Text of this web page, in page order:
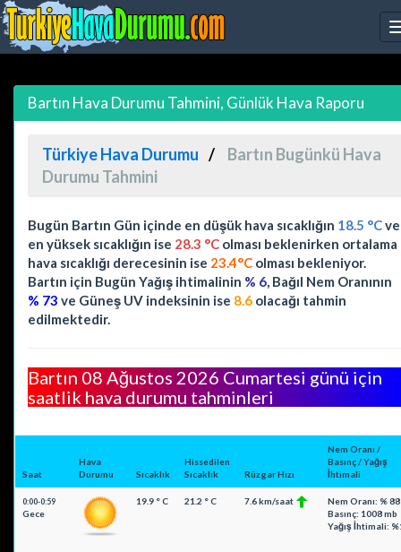
Bartın Hava Durumu Tahmini, Günlük Hava Raporu
Türkiye Hava Durumu
Bartın Bugünkü Hava
Durumu Tahmini
Bugün Bartın Gün içinde en düşük hava sıcaklığın 18.5 °Cve
en yüksek sıcaklığın ise 28.3 °C olması beklenirken ortalama
hava sıcaklığı derecesinin ise 23.4°C olması bekleniyor.
Bartın için Bugün Yağış ihtimalinin % 6 , Bağıl Nem Oranının
% 73 ve Güneş UV indeksinin ise 8.6 olacağı tahmin
edilmektedir.
Bartın 08 Ağustos 2026 Cumartesi günü için
saatlik hava durumu tahminleri
Saat
Hava
Durumu
Sıcaklık
Hissedilen
Sıcaklık
Rüzgar Hızı
Nem Oranı /
Basınç / Yağış
İhtimali
0:00-0:59
Gece
19.9 ° C 21.2 ° C 7.6 km/saat
Nem Oranı: % 88
Basınç: 1008 mb
Yağış İhtimali: